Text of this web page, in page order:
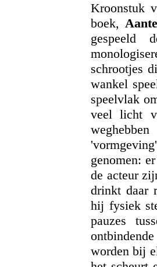
Kroonstuk
boek,
gespeeld
schrootjes
wankel
speelvlak
veel licht
genomen:
de acteur
drinkt daar
hij fysiek
pauzes
worden bij